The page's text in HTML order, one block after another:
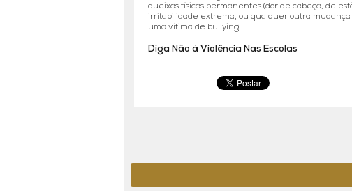
queixas físicas permanentes (dor de cabeça, de
irritabilidade extrema, ou qualquer outra
uma vítima de bullying.
Diga Não à Violência Nas Escolas